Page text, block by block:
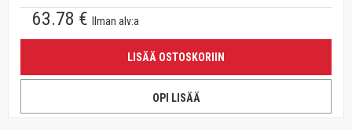
63.78 € Ilman alv:a
LISÄÄ OSTOSKORIIN
OPI LISÄÄ